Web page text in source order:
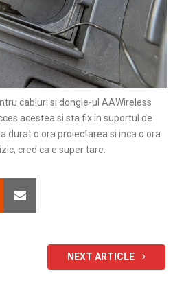
cabluri si dongle-ul AAWireless
acestea si sta fix in suportul de
durat o ora proiectarea si inca o ora
cred ca e super tare.
NEXT ARTICLE